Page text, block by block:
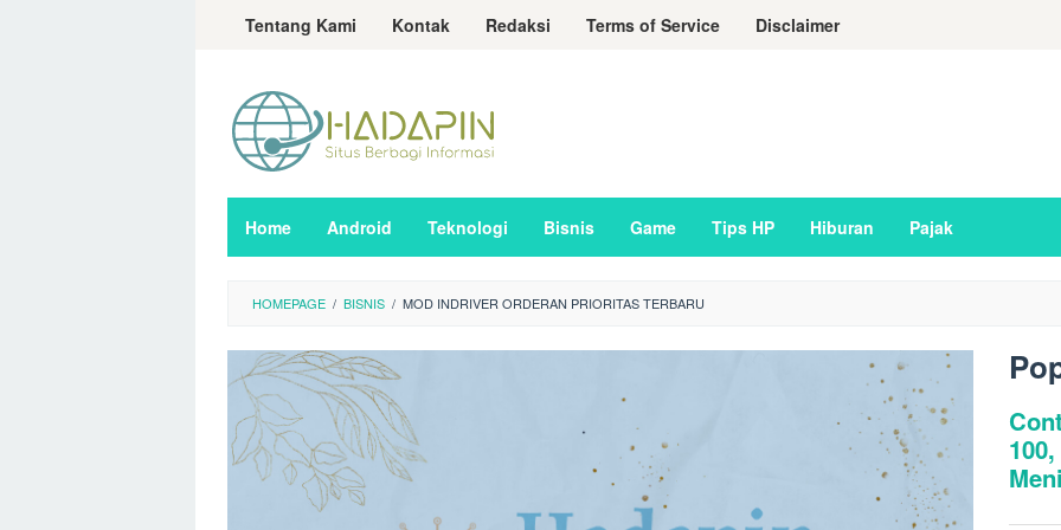
LoncatTentang Kami Kontak Redaksi Terms of Service Disclaimer
Home Android Teknologi Bisnis Game Tips HP Hiburan Pajak
HOMEPAGE / BISNIS / MOD INDRIVER ORDERAN PRIORITAS TERBARU